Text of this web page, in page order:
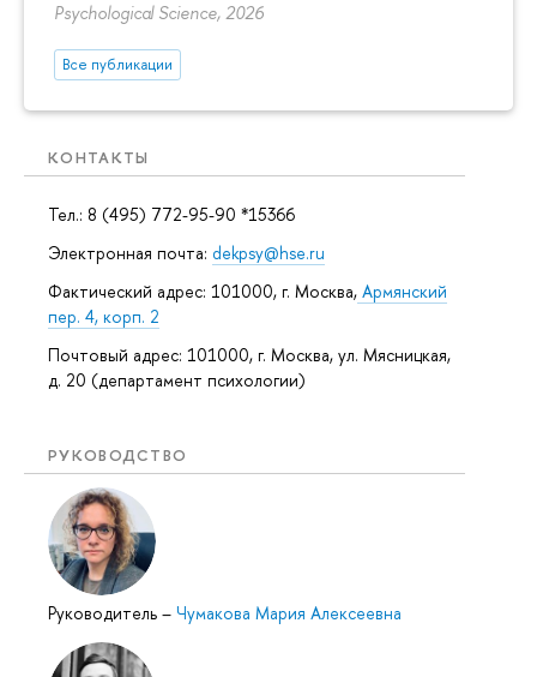
Psychological Science, 2026
Все публикации
КОНТАКТЫ
Тел.: 8 (495) 772-95-90 *15366
Электронная почта: dekpsy@hse.ru
Фактический адрес: 101000, г. Москва, Армянский
пер. 4, корп. 2
Почтовый адрес: 101000, г. Москва, ул. Мясницкая,
д. 20 (департамент психологии)
РУКОВОДСТВО
Руководитель – Чумакова Мария Алексеевна